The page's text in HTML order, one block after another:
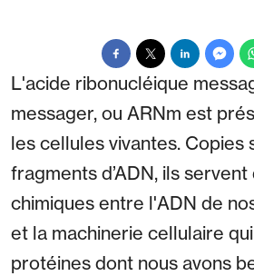
L'acide ribonucléique
messager, ou ARNm est
les cellules vivantes. Copies
fragments d’ADN, ils
chimiques entre l'ADN de
et la machinerie cellulaire
protéines dont nous avons